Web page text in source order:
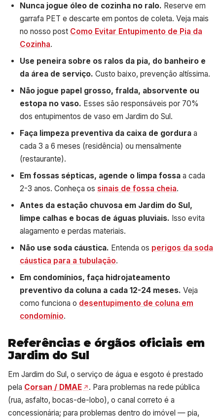
Nunca jogue óleo de cozinha no ralo. Reserve em
garrafa PET e descarte em pontos de coleta. Veja mais
no nosso post Como Evitar Entupimento de Pia da
Cozinha.
Use peneira sobre os ralos da pia, do banheiro e
da área de serviço. Custo baixo, prevenção altíssima.
Não jogue papel grosso, fralda, absorvente ou
estopa no vaso. Esses são responsáveis por 70%
dos entupimentos de vaso em Jardim do Sul.
Faça limpeza preventiva da caixa de gordura a
cada 3 a 6 meses (residência) ou mensalmente
(restaurante).
Em fossas sépticas, agende o limpa fossa a cada
2-3 anos. Conheça os sinais de fossa cheia.
Antes da estação chuvosa em Jardim do Sul,
limpe calhas e bocas de águas pluviais. Isso evita
alagamento e perdas materiais.
Não use soda cáustica. Entenda os perigos da soda
cáustica para a tubulação.
Em condomínios, faça hidrojateamento
preventivo da coluna a cada 12-24 meses. Veja
como funciona o desentupimento de coluna em
condomínio.
Referências e órgãos oficiais em
Jardim do Sul
Em Jardim do Sul, o serviço de água e esgoto é prestado
pela Corsan / DMAE
. Para problemas na rede pública
(rua, asfalto, bocas-de-lobo), o canal correto é a
concessionária; para problemas dentro do imóvel — pia,